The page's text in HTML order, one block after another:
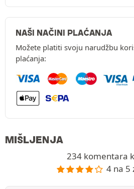
NAŠI NAČINI PLAĆANJA
Možete platiti svoju narudžbu
plaćanja:
MIŠLJENJA
234 komentara
4 na 5